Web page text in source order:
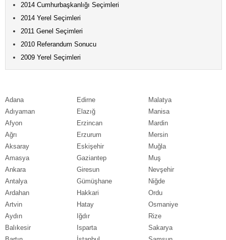
Adana
Adıyaman
Afyon
Ağrı
Aksaray
Amasya
Ankara
Antalya
Ardahan
Artvin
Aydın
Balıkesir
Edirne
Elazığ
Erzincan
Erzurum
Eskişehir
Gaziantep
Giresun
Gümüşhane
Hakkari
Hatay
Iğdır
Isparta
Malatya
Manisa
Mardin
Mersin
Muğla
Muş
Nevşehir
Niğde
Ordu
Osmaniye
Rize
Sakarya
2014 Cumhurbaşkanlığı Seçimleri
2014 Yerel Seçimleri
2011 Genel Seçimleri
2010 Referandum Sonucu
2009 Yerel Seçimleri